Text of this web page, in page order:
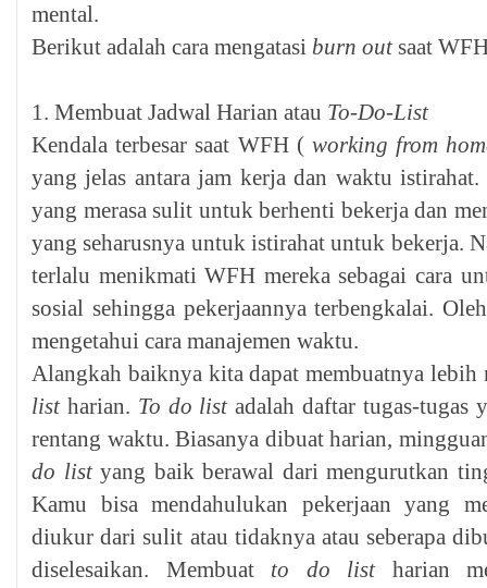
mental.
Berikut adalah cara mengatasi burn outsaat
1. Membuat Jadwal Harian atau To-Do-List
Kendala terbesar saat WFH ( working from
yang jelas antara jam kerja dan waktu
yang merasa sulit untuk berhenti bekerja dan
yang seharusnya untuk istirahat untuk bekerja.
terlalu menikmati WFH mereka sebagai cara
sosial sehingga pekerjaannya terbengkalai.
mengetahui cara manajemen waktu.
Alangkah baiknya kita dapat membuatnya lebih
listharian. To do listadalah daftar tugas-tugas
rentang waktu. Biasanya dibuat harian,
do listyang baik berawal dari mengurutkan
Kamu bisa mendahulukan pekerjaan yang
diukur dari sulit atau tidaknya atau seberapa
diselesaikan. Membuat to do listharian